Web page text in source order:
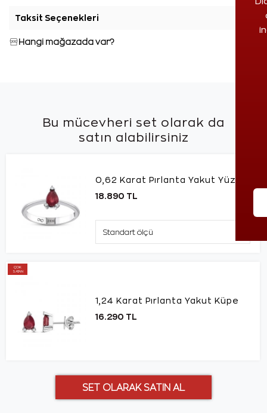
Taksit Seçenekleri
Hangi mağazada var?
Bu mücevheri set olarak da
satın alabilirsiniz
0,62 Karat Pırlanta Yakut Yüzük
18.890 TL
ÇOK
SATAN
1,24 Karat Pırlanta Yakut Küpe
16.290 TL